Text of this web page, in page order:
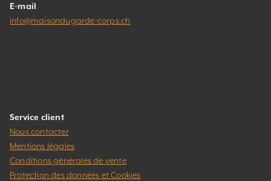
E-mail
info@maisondugarde-corps.ch
Service client
Nous contacter
Mentions légales
Conditions générales de vente
Protection des données et Cookies